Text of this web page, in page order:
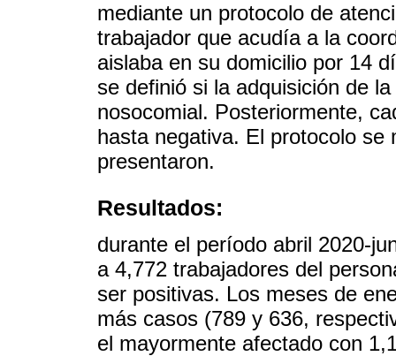
mediante un protocolo de
trabajador que acudía a la
aislaba en su domicilio por 14
se definió si la adquisición de
nosocomial. Posteriormente,
hasta negativa. El protocolo se
presentaron.
Resultados:
durante el período abril 2020-
a 4,772 trabajadores del
ser positivas. Los meses de
más casos (789 y 636,
el mayormente afectado con